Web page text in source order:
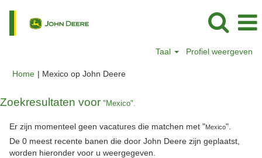
Taal Profiel weergeven
Home | Mexico op John Deere(huidige
Zoekresultaten voor "Mexico".
Er zijn momenteel geen vacatures die matchen met "Mexico".
De 0 meest recente banen die door John Deere zijn geplaatst,
worden hieronder voor u weergegeven.